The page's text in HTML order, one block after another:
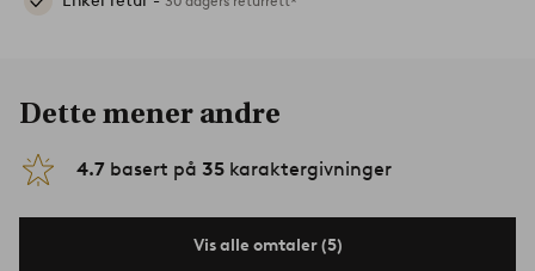
Dette mener andre
4.7 basert på 35 karaktergivninger
Vis alle omtaler (5)